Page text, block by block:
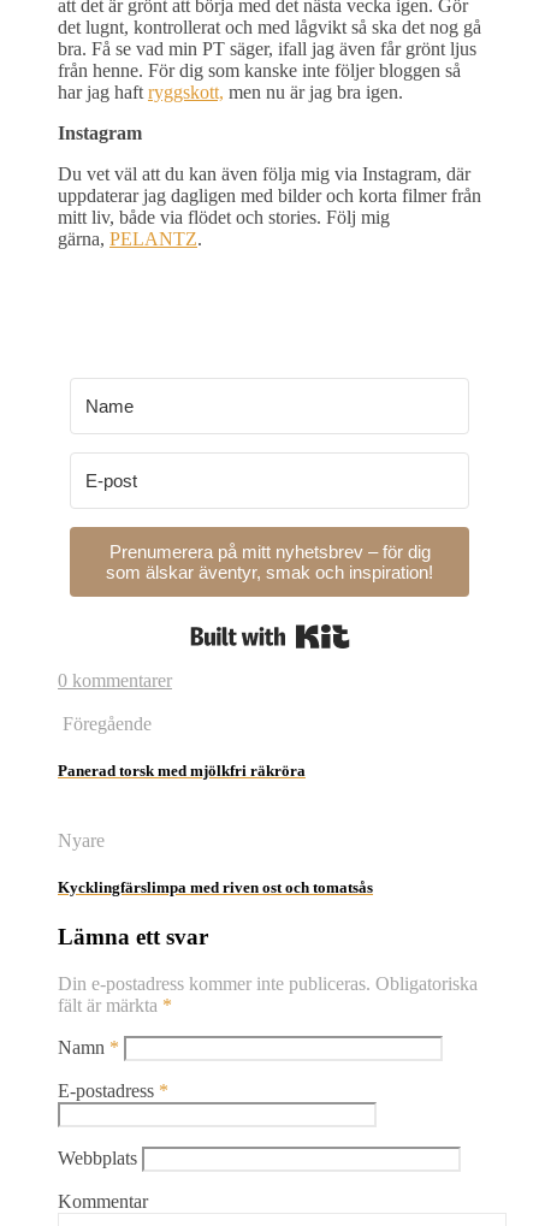
att det är grönt att börja med det nästa vecka igen. Gör
det lugnt, kontrollerat och med lågvikt så ska det nog gå
bra. Få se vad min PT säger, ifall jag även får grönt ljus
från henne. För dig som kanske inte följer bloggen så
har jag haft ryggskott, men nu är jag bra igen.
Instagram
Du vet väl att du kan även följa mig via Instagram, där
uppdaterar jag dagligen med bilder och korta filmer från
mitt liv, både via flödet och stories. Följ mig
gärna, PELANTZ.
Prenumerera på mitt nyhetsbrev – för dig
som älskar äventyr, smak och inspiration!
0 kommentarer
Föregående
Panerad torsk med mjölkfri räkröra
Nyare
Kycklingfärslimpa med riven ost och tomatsås
Lämna ett svar
Din e-postadress kommer inte publiceras. Obligatoriska
fält är märkta *
Namn *
E-postadress *
Webbplats
Kommentar